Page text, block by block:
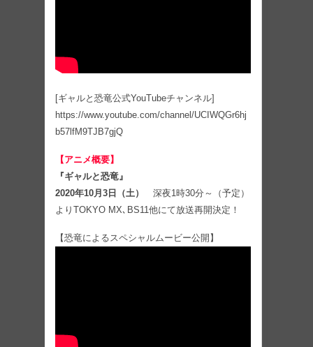
[ギャルと恐竜公式YouTubeチャンネル]
https://www.youtube.com/channel/UCIWQGr6hj
b57lfM9TJB7gjQ
【アニメ概要】
『ギャルと恐竜』
2020年10月3日（土） 深夜1時30分～（予定）
よりTOKYO MX､BS11他にて放送再開決定！
【恐竜によるスペシャルムービー公開】